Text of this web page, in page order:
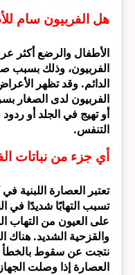
هل الفربيون سام
الأطفال والرضع أكثر
الفربيون، وذلك بسبب
الدائم. وقد تظهر
الفربيون لدى الصغار
أو تهيج في الجلد أو
التنفس.
أي جزء من نباتات
تعتبر العصارة اللبنية
تسبب التهابًا شديدًا في
على العيون من التهاب
والقزحية الشديد. هناك
نتجت عن سقوط بالخطأ
العصارة إذا وصلت